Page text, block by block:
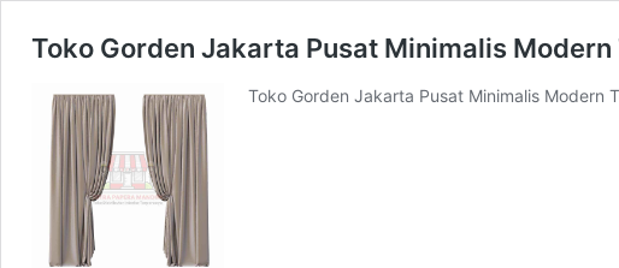
Toko Gorden Jakarta Pusat Minimalis
Toko Gorden Jakarta Pusat Minimalis Modern